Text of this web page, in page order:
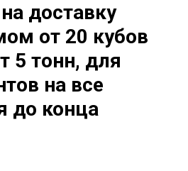
доставку
от 20 кубов
5 тонн, для
на все
до конца